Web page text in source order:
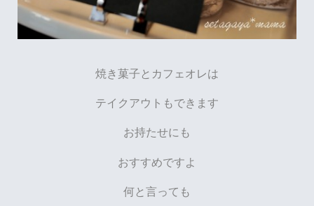
焼き菓子とカフェオレは
テイクアウトもできます
お持たせにも
おすすめですよ
何と言っても